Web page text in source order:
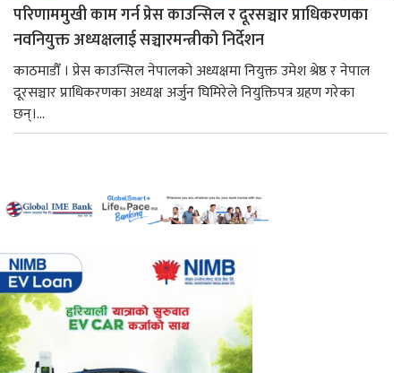
परिणाममुखी काम गर्न प्रेस काउन्सिल र दूरसञ्चार प्राधिकरणका
नवनियुक्त अध्यक्षलाई सञ्चारमन्त्रीको निर्देशन
काठमाडौँ । प्रेस काउन्सिल नेपालको अध्यक्षमा नियुक्त उमेश श्रेष्ठ र नेपाल
दूरसञ्चार प्राधिकरणका अध्यक्ष अर्जुन घिमिरेले नियुक्तिपत्र ग्रहण गरेका
छन्।...